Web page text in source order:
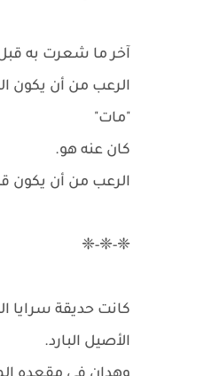
آخر ما شعرت به قبل
الرعب من أن يكون
"مات"
كان عنه هو.
الرعب من أن يكون قد
❈-❈-❈
كانت حديقة سرايا
الأصيل البارد.